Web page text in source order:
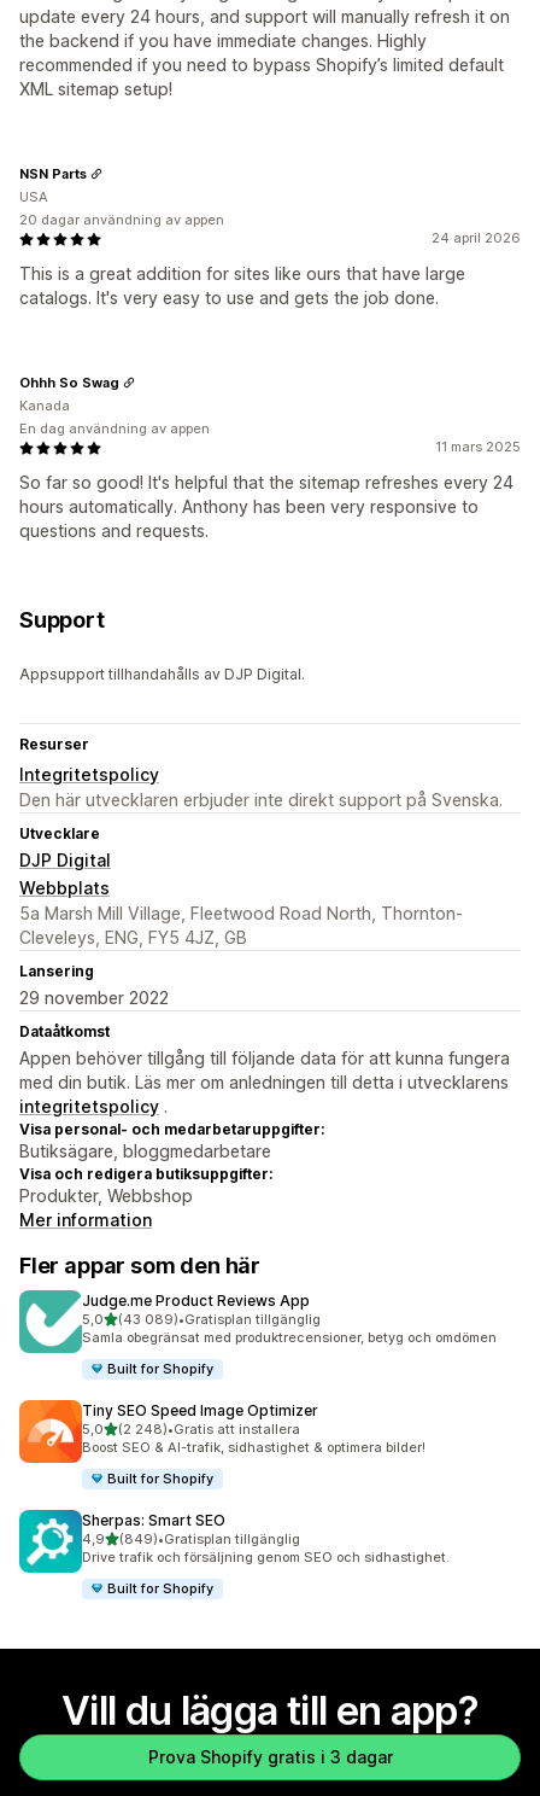
update every 24 hours, and support will manually refresh it on
the backend if you have immediate changes. Highly
recommended if you need to bypass Shopify’s limited default
XML sitemap setup!
24 april 2026
This is a great addition for sites like ours that have large
catalogs. It's very easy to use and gets the job done.
NSN Parts
USA
20 dagar användning av appen
11 mars 2025
So far so good! It's helpful that the sitemap refreshes every 24
hours automatically. Anthony has been very responsive to
questions and requests.
Ohhh So Swag
Kanada
En dag användning av appen
Support
Appsupport tillhandahålls av DJP Digital.
Resurser
Integritetspolicy
Den här utvecklaren erbjuder inte direkt support på Svenska.
Utvecklare
DJP Digital
Webbplats
5a Marsh Mill Village, Fleetwood Road North, Thornton-
Cleveleys, ENG, FY5 4JZ, GB
Lansering
29 november 2022
Dataåtkomst
Appen behöver tillgång till följande data för att kunna fungera
med din butik. Läs mer om anledningen till detta i utvecklarens
integritetspolicy .
Visa personal- och medarbetaruppgifter:
Butiksägare, bloggmedarbetare
Visa och redigera butiksuppgifter:
Produkter, Webbshop
Mer information
Fler appar som den här
Judge.me Product Reviews App
5,0av 5 stjärnor
(43 089)
43089 recensioner totalt
•Gratisplan tillgänglig
Samla obegränsat med produktrecensioner, betyg och omdömen
Built for Shopify
Tiny SEO Speed Image Optimizer
5,0av 5 stjärnor
(2 248)
2248 recensioner totalt
•Gratis att installera
Boost SEO & AI-trafik, sidhastighet & optimera bilder!
Built for Shopify
Sherpas: Smart SEO
4,9av 5 stjärnor
(849)
849 recensioner totalt
•Gratisplan tillgänglig
Drive trafik och försäljning genom SEO och sidhastighet.
Built for Shopify
Vill du lägga till en app?
Prova Shopify gratis i 3 dagar